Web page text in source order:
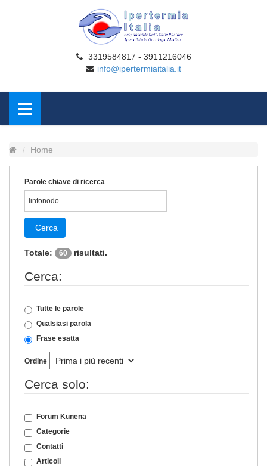
3319584817 - 3911216046
info@ipertermiaitalia.it
Home
Parole chiave di ricerca
Cerca
Totale: 60 risultati.
Cerca:
Tutte le parole
Qualsiasi parola
Frase esatta
Ordine
Cerca solo:
Forum Kunena
Categorie
Contatti
Articoli